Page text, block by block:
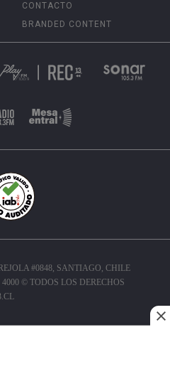
CONTACTO
BRANDED CONTENT
#0848, SANTIAGO, CHILE
4000 © TODOS LOS DERECHOS